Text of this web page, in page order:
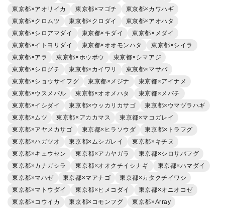
東京都×アオリイカ
東京都×マゴチ
東京都×カワハギ
東京都×クロムツ
東京都×クロダイ
東京都×アオハタ
東京都×シロアマダイ
東京都×キダイ
東京都×メダイ
東京都×イトヨリダイ
東京都×オオモンハタ
東京都×シイラ
東京都×アラ
東京都×ホウボウ
東京都×シマアジ
東京都×シログチ
東京都×カイワリ
東京都×マサバ
東京都×ショウサイフグ
東京都×メジナ
東京都×アイナメ
東京都×ウスメバル
東京都×オオメハタ
東京都×メバチ
東京都×イシダイ
東京都×ウッカリカサゴ
東京都×ウマヅラハギ
東京都×ムツ
東京都×アカカマス
東京都×マコガレイ
東京都×アヤメカサゴ
東京都×ヒラソウダ
東京都×トラフグ
東京都×ハガツオ
東京都×ムシガレイ
東京都×キチヌ
東京都×キュウセン
東京都×アカヤガラ
東京都×シロサバフグ
東京都×カナガシラ
東京都×オオクチイシナギ
東京都×ハマダイ
東京都×マハゼ
東京都×マアナゴ
東京都×カタクチイワシ
東京都×マトウダイ
東京都×ヒメコダイ
東京都×オニオコゼ
東京都×コウイカ
東京都×コモンフグ 東京都×Array